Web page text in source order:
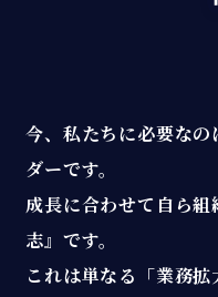
今、私たちに必要な
ダーです。
成長に合わせて自ら
志』です。
これは単なる「業務